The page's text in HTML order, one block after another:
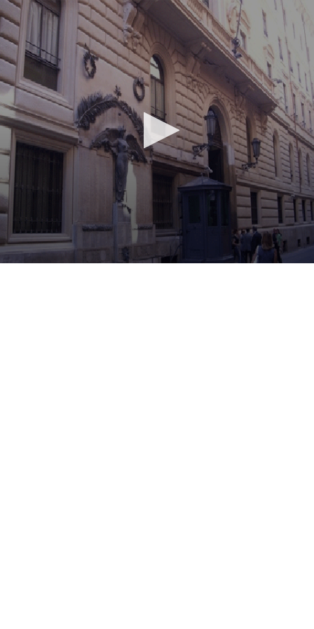
Vai al contenuto principale
WebTV Camera dei Deputati
Vai al menu di navigazione
Contenuto
Fine contenuto
Vai al menu di navigazione